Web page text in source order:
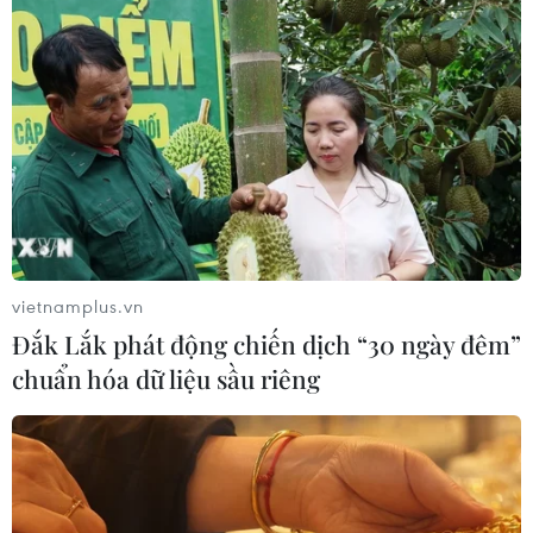
Kế hoạch hành động phòng, chống
bão, lũ, thiên tai cực đoan và biến đổi
khí hậu
06/08/2026 23:00
Mưa lớn gây ngập lụt, chia cắt nhiều
khu vực ở Nghệ An
06/08/2026 13:06
Đắk Lắk truy quét, xử lý tình trạng
phá rừng, lấn chiếm đất rừng
06/08/2026 12:36
vietnamplus.vn
Đắk Lắk phát động chiến dịch “30 ngày đêm”
chuẩn hóa dữ liệu sầu riêng